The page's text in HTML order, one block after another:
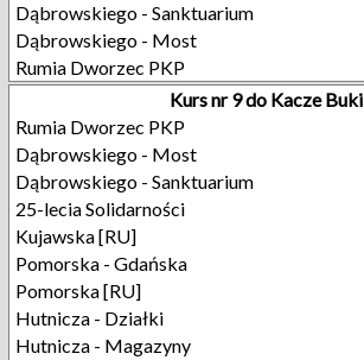
Dąbrowskiego - Sanktuarium
Dąbrowskiego - Most
Rumia Dworzec PKP
Kurs nr 9 do Kacze Buki
Rumia Dworzec PKP
Dąbrowskiego - Most
Dąbrowskiego - Sanktuarium
25-lecia Solidarności
Kujawska [RU]
Pomorska - Gdańska
Pomorska [RU]
Hutnicza - Działki
Hutnicza - Magazyny